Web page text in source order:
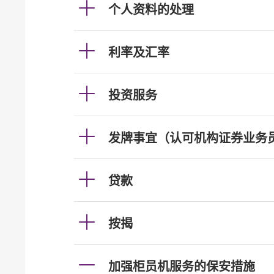
个人资料的处理
利率及汇率
投资服务
发牌事宜（认可机构证券业务
贷款
按揭
加强柜员机服务的保安措施